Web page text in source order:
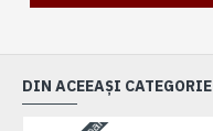
DIN ACEEAȘI CATEGORIE